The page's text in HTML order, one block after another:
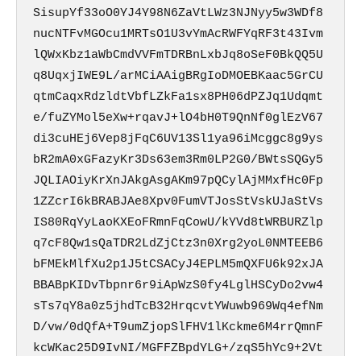
SisupYf33oO0YJ4Y98N6ZaVtLWz3NJNyy5w3WDf8
nucNTFvMGOcu1MRTsO1U3vYmAcRWFYqRF3t43Ivm
lQWxKbz1aWbCmdVVFmTDRBnLxbJq8oSeF0BkQQ5U
q8UqxjIWE9L/arMCiAAigBRgIoDMOEBKaac5GrCU
qtmCaqxRdzldtVbfLZkFa1sx8PH06dPZJq1Udqmt
e/fuZYMol5eXw+rqavJ+lO4bH0T9QnNf0glEzV67
di3cuHEj6Vep8jFqC6UV13Sl1ya96iMcggc8g9ys
bR2mA0xGFazyKr3Ds63em3Rm0LP2G0/BWtsSQGy5
JQLIAOiyKrXnJAkgAsgAKm97pQCylAjMMxfHc0Fp
1ZZcrI6kBRABJAe8Xpv0FumVTJosStVskUJaStVs
IS80RqYyLaoKXEoFRmnFqCowU/kYVd8tWRBURZlp
q7cF8Qw1sQaTDR2LdZjCtz3n0Xrg2yoL0NMTEEB6
bFMEkMlfXu2p1J5tCSACyJ4EPLM5mQXFU6k92xJA
BBABpKIDvTbpnr6r9iApWzS0fy4LglHSCyDo2vw4
sTs7qY8a0z5jhdTcB32HrqcvtYWuwb969Wq4efNm
D/vw/0dQfA+T9umZjopSlFHV1lKckme6M4rrQmnF
kcWKac25D9IvNI/MGFFZBpdYLG+/zqS5hYc9+2Vt